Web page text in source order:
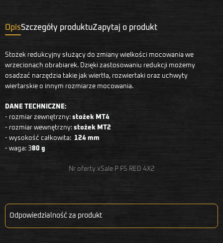
OpisSzczegóły produktuZapytaj o produkt
Stożek redukcyjny służący do zmiany wielkości mocowania we
wrzecionach obrabiarek. Dzięki zastosowaniu redukcji możemy
osadzać narzędzia takie jak wiertła, rozwiertaki oraz uchwyty
wiertarskie o innym rozmiarze mocowania.
DANE TECHNICZNE:
- rozmiar zewnętrzny: stożek MT4
- rozmiar wewnętrzny: stożek MT2
- wysokość całkowita: 124 mm
- waga: 380 g
Nr oferty xSale P FS RED 4X2
Odpowiedzialność za produkt